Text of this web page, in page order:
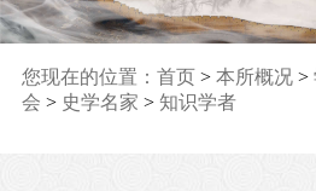
您现在的位置： 首页> 本所概况>
会 > 史学名家 > 知识学者